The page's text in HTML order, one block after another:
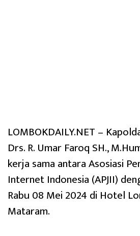
LOMBOKDAILY.NET –
Drs. R. Umar Faroq SH.,
kerja sama antara Asosiasi
Internet Indonesia (APJII)
Rabu 08 Mei 2024 di Hotel
Mataram.